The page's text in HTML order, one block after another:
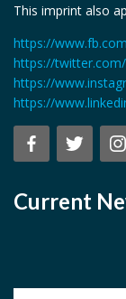
This imprint also
https://
https://
https://
https://
Current